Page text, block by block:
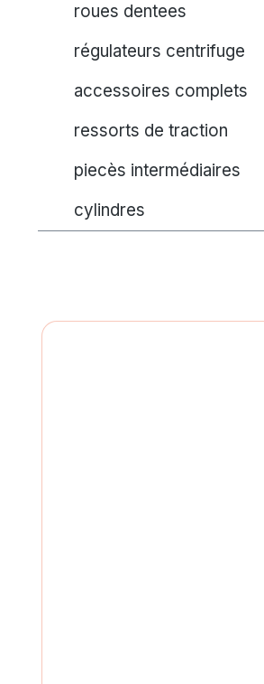
roues dentees
régulateurs centrifuge
accessoires complets
ressorts de traction
piecès intermédiaires
cylindres